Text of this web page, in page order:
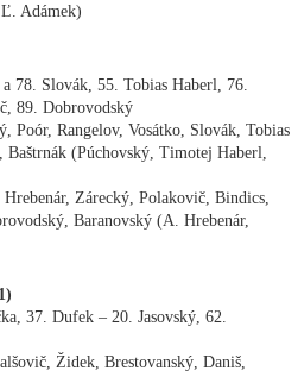
Adámek)
78. Slovák, 55. Tobias Haberl, 76.
89. Dobrovodský
Poór, Rangelov, Vosátko, Slovák, Tobias
(Púchovský, Timotej Haberl,
Zárecký, Polakovič, Bindics,
Baranovský (A. Hrebenár,
37. Dufek – 20. Jasovský, 62.
Židek, Brestovanský, Daniš,